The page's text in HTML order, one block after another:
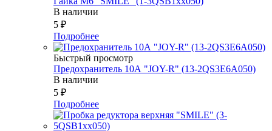
В наличии
5 ₽
Подробнее
Быстрый просмотр
Предохранитель 10А "JOY-R" (13-2QS3E6A050)
В наличии
5 ₽
Подробнее